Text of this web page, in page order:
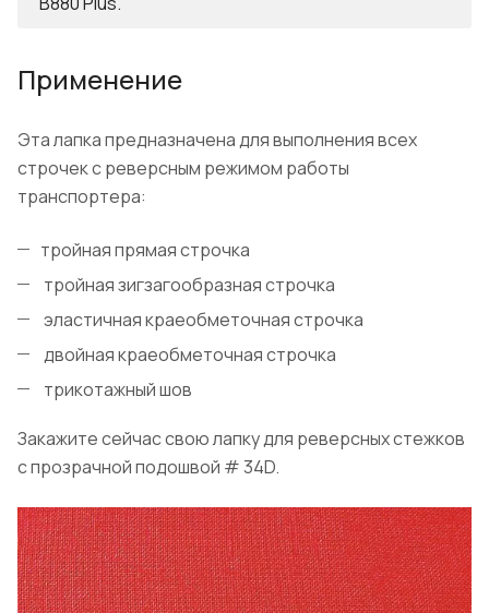
Применение
Эта лапка предназначена для выполнения всех
строчек с реверсным режимом работы
транспортера:
тройная прямая строчка
тройная зигзагообразная строчка
эластичная краеобметочная строчка
двойная краеобметочная строчка
трикотажный шов
Закажите сейчас свою лапку для реверсных стежков
с прозрачной подошвой # 34D.